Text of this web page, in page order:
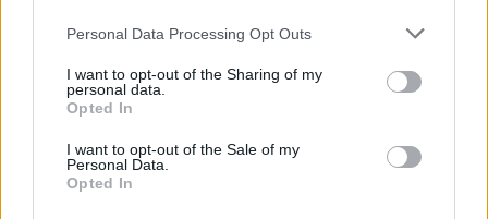
Please note that this website/app uses one or more Google
not limited to your visit or usage behaviour. You may click to
grant or deny consent to Google and its third-party tags to
use your data for below specified purposes in below Google
consent section.
Personal Data Processing Opt Outs
I want to opt-out of the Sharing of my
personal data.
Opted In
I want to opt-out of the Sale of my
Personal Data.
Opted In